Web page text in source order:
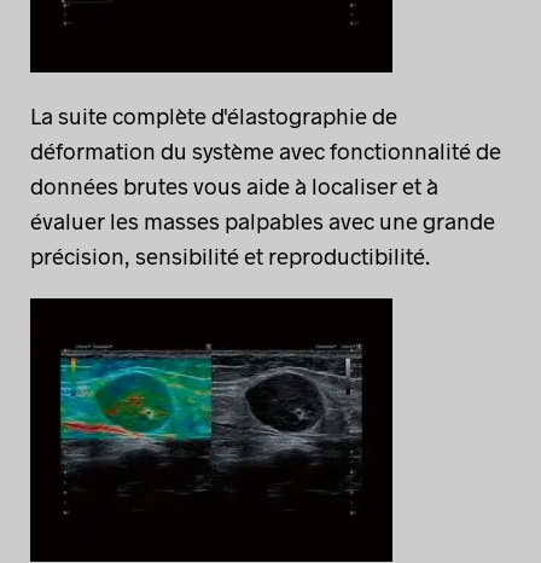
La suite complète d'élastographie de
déformation du système avec fonctionnalité de
données brutes vous aide à localiser et à
évaluer les masses palpables avec une grande
précision, sensibilité et reproductibilité.